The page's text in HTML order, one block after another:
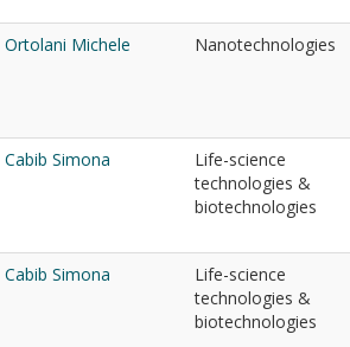
Ortolani Michele Nanotechnologies
Cabib Simona
Life-science
technologies &
biotechnologies
Cabib Simona
Life-science
technologies &
biotechnologies